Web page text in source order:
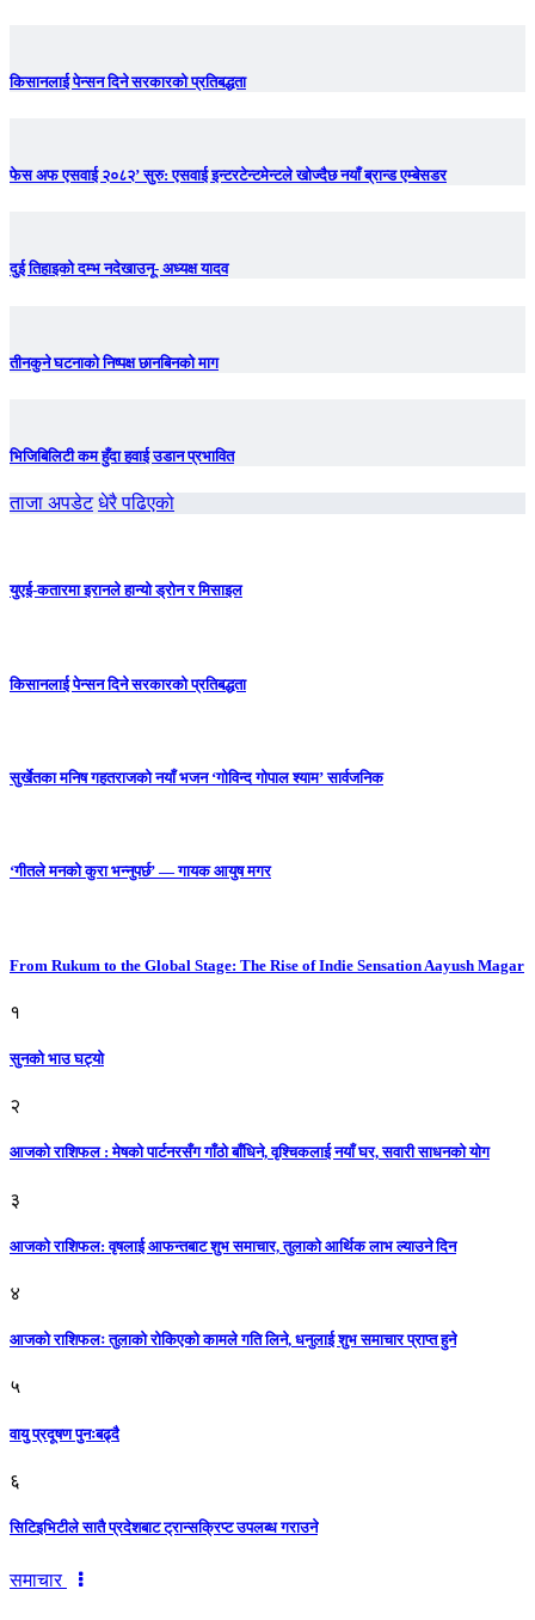
किसानलाई पेन्सन दिने सरकारको प्रतिबद्धता
फेस अफ एसवाई २०८२’ सुरु: एसवाई इन्टरटेन्टमेन्टले खोज्दैछ नयाँ ब्रान्ड एम्बेसडर
दुई तिहाइको दम्भ नदेखाउनू- अध्यक्ष यादव
तीनकुने घटनाकाे निष्पक्ष छानबिनकाे माग
भिजिबिलिटी कम हुँदा हवाई उडान प्रभावित
ताजा अपडेट धेरै पढिएको
युएई-कतारमा इरानले हान्यो ड्रोन र मिसाइल
किसानलाई पेन्सन दिने सरकारको प्रतिबद्धता
सुर्खेतका मनिष गहतराजको नयाँ भजन ‘गोविन्द गोपाल श्याम’ सार्वजनिक
‘गीतले मनको कुरा भन्नुपर्छ’ — गायक आयुष मगर
From Rukum to the Global Stage: The Rise of Indie Sensation Aayush Magar
१
सुनको भाउ घट्याे
२
आजको राशिफल : मेषको पार्टनरसँग गाँठो बाँधिने, वृश्चिकलाई नयाँ घर, सवारी साधनकाे याेग
३
आजकाे राशिफल: वृषलाई आफन्तबाट शुभ समाचार, तुलाकाे आर्थिक लाभ ल्याउने दिन
४
आजको राशिफलः तुलाकाे रोकिएको कामले गति लिने, धनुलाई शुभ समाचार प्राप्त हुने
५
वायु प्रदूषण पुनःबढ्दै
६
सिटिइभिटीले सातै प्रदेशबाट ट्रान्सक्रिप्ट उपलब्ध गराउने
समाचार